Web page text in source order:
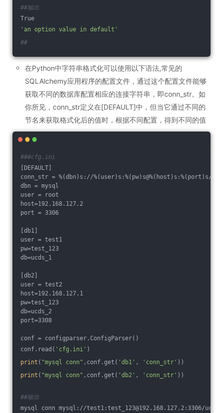
##输出
True
'an option value in default'
##
在Python中字符串格式化可以使用以下语法,常见的
SQLAlchemy应用程序的配置文件，通过这个配置文件能够
获取不同的数据库配置相应的连接字符串，即conn_str。如
你所见，conn_str定义在[DEFAULT]中，但当它通过不同的
节名来获取格式化后的值时，根据不同配置，得到不同的值
###cfg.ini
[DEFAULT]
conn_str = %(dbn)s://%(user)s:%(pw)s@%(host)s:%(port)s/
dbn = mysql
user = root
host=192.168.127.2
port = 3306
[db1]
user = test1
pw=test_123
db=ucds_1
[db2]
user = test2
host=192.168.127.1
pw=test_123
db=ucds_2
port=3308
conf = configparser.ConfigParser()
conf.read( 'cfg.ini' )
print ( "mysql conn" ,conf.get( 'db1' , 'conn_str' ))
print ( "mysql conn" ,conf.get( 'db2' , 'conn_str' ))
##输出
mysql conn mysql://test1:test_123@192.168.127.2:3306/